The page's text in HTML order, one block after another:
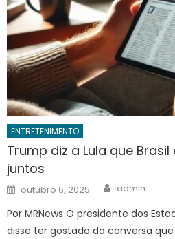
ENTRETENIMENTO
Trump diz a Lula que
juntos
Posted
on
outubro 6, 2025 Author
admin
Por MRNews O presidente dos
disse ter gostado da conversa